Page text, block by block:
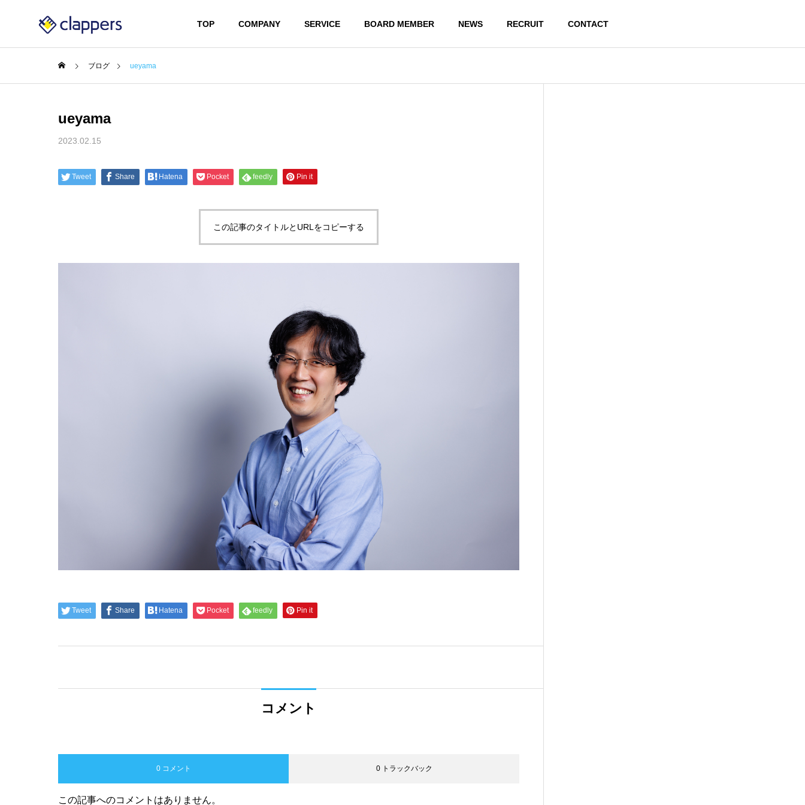
TOP COMPANY SERVICE BOARD MEMBER NEWS RECRUIT CONTACT
ブログ ueyama
ueyama
2023.02.15
Tweet Share Hatena Pocket feedly Pin it
この記事のタイトルとURLをコピーする
Tweet Share Hatena Pocket feedly Pin it
コメント
0 コメント 0 トラックバック
この記事へのコメントはありません。